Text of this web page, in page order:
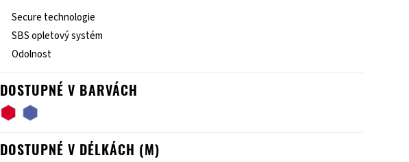
Secure technologie
SBS opletový systém
Odolnost
DOSTUPNÉ V BARVÁCH
DOSTUPNÉ V DÉLKÁCH (M)